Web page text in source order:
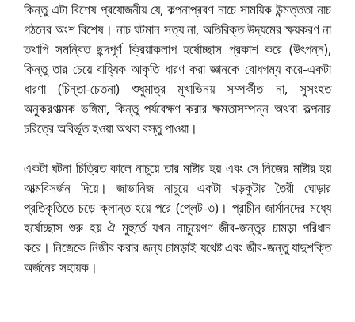
কিন্তু এটা বিশেষ প্রযোজনীয় যে, কল্পনাপ্রবণ নাচে সাময়িক উন্মত্ততা নাচ
গঠনের অংশ বিশেষ। নাচ ঘটমান সত্য না, অতিরিক্ত উদ্যমের ক্ষয়করণ না
তথাপি সমন্বিত ছন্দপূর্ণ ক্রিয়াকলাপ হর্ষোচ্ছাস প্রকাশ করে (উৎপন্ন),
কিন্তু তার চেয়ে বাহ্যিক আকৃতি ধারণ করা জ্ঞানকে বোধগম্য করে-একটা
ধারণা (চিন্তা-চেতনা) শুধুমাত্র মূখাভিনয় সম্পর্কীত না, সুসংহত
অনুকরণাত্মক ভঙ্গিমা, কিন্তু পর্যবেক্ষণ করার ক্ষমতাসম্পন্ন অথবা কল্পনার
চরিত্রে অবির্ভূত হওয়া অথবা বস্তু পাওয়া।
একটা ঘটনা চিত্রিত কালে নাচুয়ে তার মাষ্টার হয় এবং সে নিজের মাষ্টার হয়
আত্মবিসর্জন দিয়ে। জাভানিজ নাচুয়ে একটা খড়কুটার তৈরী ঘোড়ার
প্রতিকৃতিতে চড়ে ক্লান্ত হয়ে পরে (প্লেট-৩)। প্রাচীন জার্মানদের মধ্যে
হর্ষোচ্ছাস শুরু হয় ঐ মুহুর্তে যখন নাচুয়েগণ জীব-জন্তুর চামড়া পরিধান
করে। নিজেকে নিজীব করার জন্য চামড়াই যথেষ্ট এবং জীব-জন্তু যাদুশক্তি
অর্জনের সহায়ক।